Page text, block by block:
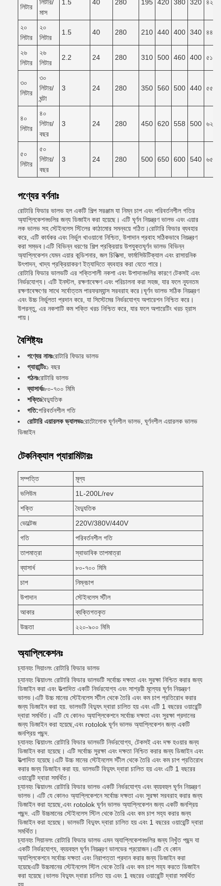
লিটার
লিটার/
মাস
1.5 40 280 195 420 380 320
২০
লিটার
২০
লিটার
1.5 40 280 210 440 400 340
২৬
লিটার
২৬
লিটার
2.2 24 280 310 500 460 400
৩০
লিটার
৩০
লিটার/
ঘন্টা
3 24 280 350 560 500 440
৪০
লিটার
৪০
লিটার/
বছর
3 24 280 450 620 558 500
৫০
লিটার
৫০
লিটার/
বছর
3 24 280 500 650 600 540
পণ্যের বর্ণনাঃ
রোটারি ফিডার ভালভ হল একটি শিল্প সরঞ্জাম যা নিম্ন চাপ এবং পরিবর্তনশীল গতির
অ্যাপ্লিকেশনগুলির জন্য ডিজাইন করা হয়েছে। এটি ঘূর্ণন নিয়ন্ত্রণ ভালভ এবং এয়ার
লক ভালভ সহ স্টেইনলেস স্টিলের কাঠামোর সমন্বয়ে গঠিত।রোটারি ফিডার ব্যবহার
করে, এটি কার্যকর এবং নির্ভুল খাওয়ানো নিশ্চিত, উপাদান প্রবাহ সঠিকভাবে নিয়ন্ত্রণ
করা সম্ভব।এটি বিভিন্ন ধরণের শিল্প প্রক্রিয়ায় উপযুক্তঘূর্ণন ভালভ বিভিন্ন
অ্যাপ্লিকেশন যেমন এয়ার কন্ডিশনার, জল চিকিত্সা, ফার্মাসিউটিক্যাল এবং রাসায়নিক
উৎপাদন, খাদ্য প্রক্রিয়াকরণ ইত্যাদিতে ব্যবহার করা যেতে পারে।
রোটারি ফিডার ভালভটি এর শক্তিশালী নকশা এবং উপাদানগুলির কারণে টেকসই এবং
নির্ভরযোগ্য। এটি ইনস্টল, রক্ষণাবেক্ষণ এবং পরিচালনা করা সহজ, যার ফলে ন্যূনতম
রক্ষণাবেক্ষণের সাথে সর্বোত্তম পারফরম্যান্স সরবরাহ করে।ঘূর্ণন ভালভ সঠিক নিয়ন্ত্রণ
এবং উচ্চ নির্ভুলতা প্রদান করে, যা সিস্টেমের নির্ভরযোগ্য অপারেশন নিশ্চিত করে।
উপরন্তু, এর নকশাটি কম শক্তি খরচ নিশ্চিত করে, যার ফলে অপারেটিং খরচ হ্রাস
পায়।
বৈশিষ্ট্যঃ
পণ্যের নামঃরোটারি ফিডার ভালভ
গ্যারান্টিঃ১ বছর
গঠনঃরোটারি ভালভ
ব্যাসার্ধঃ৮০-৭০০ মিমি
শক্তিঃবৈদ্যুতিক
গতি:পরিবর্তনশীল গতি
রোটারি এয়ারলক ভ্যালভঃরোটোলোক ঘূর্ণনশীল ভালভ, ঘূর্ণনশীল এয়ারলক ভালভ
ডিজাইন
টেকনিক্যাল প্যারামিটারঃ
সম্পত্তি
মূল্য
ভলিউম
1L-200L/rev
শক্তি
বৈদ্যুতিক
ভোল্টেজ
220V/380V/440V
গতি
পরিবর্তনশীল গতি
তাপমাত্রা
স্বাভাবিক তাপমাত্রা
ব্যাসার্ধ
৮০-৭০০ মিমি
চাপ
নিম্নচাপ
উপাদান
স্টেইনলেস স্টীল
আকার
ব্যক্তিগতকৃত
উচ্চতা
২২০-৯০০ মিমি
অ্যাপ্লিকেশনঃ
চ্যানহং সিয়াংলং রোটারি ফিডার ভালভ
চ্যানহং ঝিয়াংলং রোটারি ফিডার ভালভটি সর্বোচ্চ দক্ষতা এবং সুরক্ষা নিশ্চিত করার জন্য
ডিজাইন করা এবং উত্পাদিত একটি নির্ভরযোগ্য এবং সাশ্রয়ী মূল্যের ঘূর্ণন নিয়ন্ত্রণ
ভালভ।এটি উচ্চ মানের স্টেইনলেস স্টীল থেকে তৈরি এবং কম চাপ প্রতিরোধ করার
জন্য ডিজাইন করা হয়. ভালভটি বিদ্যুৎ দ্বারা চালিত হয় এবং এটি 1 বছরের ওয়ারেন্টি
দ্বারা সমর্থিত। এটি যে কোনও অ্যাপ্লিকেশনে সর্বোচ্চ দক্ষতা এবং সুরক্ষা প্রদানের
জন্য ডিজাইন করা হয়েছে,এবং rotolok ঘূর্ণন ভালভ অ্যাপ্লিকেশন জন্য একটি
জনপ্রিয় পছন্দ.
চ্যানহং ঝিয়াংলং রোটারি ফিডার ভালভটি নির্ভরযোগ্য, টেকসই এবং দক্ষ হওয়ার জন্য
ডিজাইন করা হয়েছে। এটি সর্বোচ্চ সুরক্ষা এবং দক্ষতা নিশ্চিত করার জন্য ডিজাইন এবং
উত্পাদিত হয়েছে।এটি উচ্চ মানের স্টেইনলেস স্টীল থেকে তৈরি এবং কম চাপ প্রতিরোধ
করার জন্য ডিজাইন করা হয়. ভালভটি বিদ্যুৎ দ্বারা চালিত হয় এবং এটি 1 বছরের
ওয়ারেন্টি দ্বারা সমর্থিত।
চ্যানহং ঝিয়াংলং রোটারি ফিডার ভালভ একটি নির্ভরযোগ্য এবং ব্যয়বহুল ঘূর্ণন নিয়ন্ত্রণ
ভালভ। এটি যে কোনও অ্যাপ্লিকেশনে সর্বোচ্চ দক্ষতা এবং সুরক্ষা সরবরাহ করার জন্য
ডিজাইন করা হয়েছে,এবং rotolok ঘূর্ণন ভালভ অ্যাপ্লিকেশন জন্য একটি জনপ্রিয়
পছন্দ. এটি উচ্চমানের স্টেইনলেস স্টিল থেকে তৈরি এবং কম চাপ সহ্য করার জন্য
ডিজাইন করা হয়েছে। ভালভটি বিদ্যুৎ দ্বারা চালিত হয় এবং 1 বছরের ওয়ারেন্টি দ্বারা
সমর্থিত।
চ্যানহং সিয়ানলং রোটারি ফিডার ভালভ এমন অ্যাপ্লিকেশনগুলির জন্য নিখুঁত পছন্দ যা
একটি নির্ভরযোগ্য, ব্যয়বহুল ঘূর্ণন নিয়ন্ত্রণ ভালভের প্রয়োজন।এটি যে কোন
অ্যাপ্লিকেশনে সর্বোচ্চ দক্ষতা এবং নিরাপত্তা প্রদান করার জন্য ডিজাইন করা
হয়েছেএটি উচ্চমানের স্টেইনলেস স্টিল থেকে তৈরি এবং কম চাপ সহ্য করতে ডিজাইন
করা হয়েছে।ভালভ বিদ্যুৎ দ্বারা চালিত হয় এবং 1 বছরের ওয়ারেন্টি দ্বারা সমর্থিত